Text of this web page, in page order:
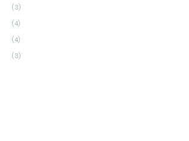
(3)
(4)
(4)
(3)